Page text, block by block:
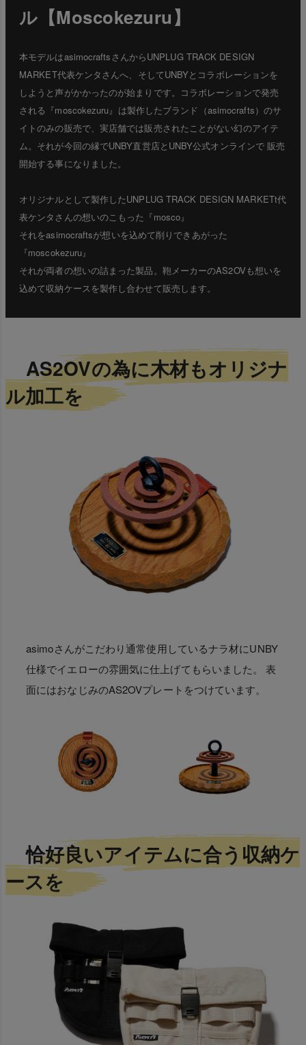
ル【Moscokezuru】
本モデルはasimocraftsさんからUNPLUG TRACK DESIGN
MARKET代表ケンタさんへ、そしてUNBYとコラボレーションを
しようと声がかかったのが始まりです。コラボレーションで発売
される『moscokezuru』は製作したブランド（asimocrafts）のサ
イトのみの販売で、実店舗では販売されたことがない幻のアイテ
ム。それが今回の縁でUNBY直営店とUNBY公式オンラインで 販売
開始する事になりました。
オリジナルとして製作したUNPLUG TRACK DESIGN MARKETt代
表ケンタさんの想いのこもった『mosco』
それをasimocraftsが想いを込めて削りできあがった
『moscokezuru』
それが両者の想いの詰まった製品。鞄メーカーのAS2OVも想いを
込めて収納ケースを製作し合わせて販売します。
AS2OVの為に木材もオリジナ
ル加工を
asimoさんがこだわり通常使用しているナラ材にUNBY
仕様でイエローの雰囲気に仕上げてもらいました。 表
面にはおなじみのAS2OVプレートをつけています。
恰好良いアイテムに合う収納ケ
ースを